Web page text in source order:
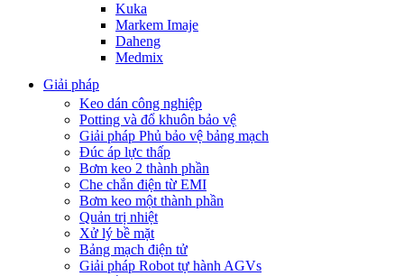
Kuka
Markem Imaje
Daheng
Medmix
Giải pháp
Keo dán công nghiệp
Potting và đổ khuôn bảo vệ
Giải pháp Phủ bảo vệ bảng mạch
Đúc áp lực thấp
Bơm keo 2 thành phần
Che chắn điện từ EMI
Bơm keo một thành phần
Quản trị nhiệt
Xử lý bề mặt
Bảng mạch điện tử
Giải pháp Robot tự hành AGVs